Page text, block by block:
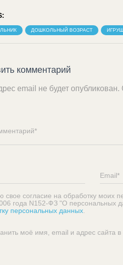
ДОШКОЛЬНЫЙ ВОЗРАСТ
комментарий
email не будет опубликован.
свое согласие на обработку моих
года N152-ФЗ "О персональных
персональных данных
моё имя, email и адрес сайта